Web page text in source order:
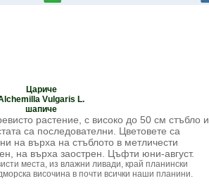
Цариче
Vulgaris L.
шапиче
растение, с високо до 50 см стъбло и
са последователни. Цветовете са
на върха на стъблото в метличести
на върха заострен. Цъфти юни-август.
места, из влажни ливади, край планински
височина в почти всички наши планини.